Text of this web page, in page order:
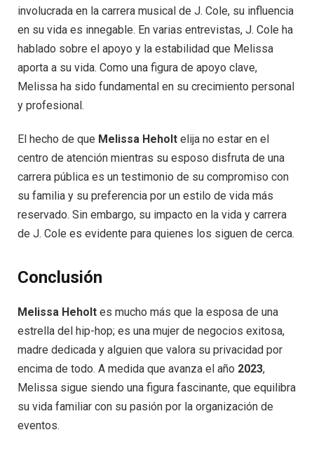
involucrada en la carrera musical de J. Cole, su influencia
en su vida es innegable. En varias entrevistas, J. Cole ha
hablado sobre el apoyo y la estabilidad que Melissa
aporta a su vida. Como una figura de apoyo clave,
Melissa ha sido fundamental en su crecimiento personal
y profesional.
El hecho de que Melissa Heholt elija no estar en el
centro de atención mientras su esposo disfruta de una
carrera pública es un testimonio de su compromiso con
su familia y su preferencia por un estilo de vida más
reservado. Sin embargo, su impacto en la vida y carrera
de J. Cole es evidente para quienes los siguen de cerca.
Conclusión
Melissa Heholt es mucho más que la esposa de una
estrella del hip-hop; es una mujer de negocios exitosa,
madre dedicada y alguien que valora su privacidad por
encima de todo. A medida que avanza el año 2023,
Melissa sigue siendo una figura fascinante, que equilibra
su vida familiar con su pasión por la organización de
eventos.